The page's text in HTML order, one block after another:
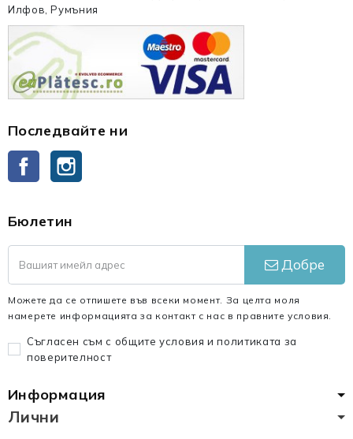
Илфов, Румъния
Последвайте ни
Facebook
Бюлетин
Добре
Можете да се отпишете във всеки момент. За целта моля
намерете информацията за контакт с нас в правните условия.
Съгласен съм с общите условия и политиката за
поверителност
Информация
Лични